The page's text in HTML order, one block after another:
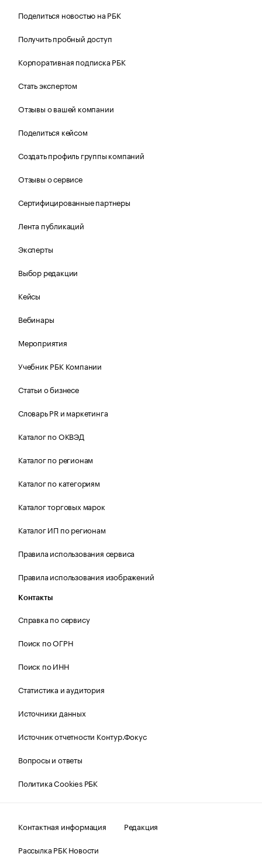
Поделиться новостью на РБК
Получить пробный доступ
Корпоративная подписка РБК
Стать экспертом
Отзывы о вашей компании
Поделиться кейсом
Создать профиль группы компаний
Отзывы о сервисе
Сертифицированные партнеры
Лента публикаций
Эксперты
Выбор редакции
Кейсы
Вебинары
Мероприятия
Учебник РБК Компании
Статьи о бизнесе
Словарь PR и маркетинга
Каталог по ОКВЭД
Каталог по регионам
Каталог по категориям
Каталог торговых марок
Каталог ИП по регионам
Правила использования сервиса
Правила использования изображений
Контакты
Справка по сервису
Поиск по ОГРН
Поиск по ИНН
Статистика и аудитория
Источники данных
Источник отчетности Контур.Фокус
Вопросы и ответы
Политика Cookies РБК
Контактная информация
Редакция
Рассылка РБК Новости